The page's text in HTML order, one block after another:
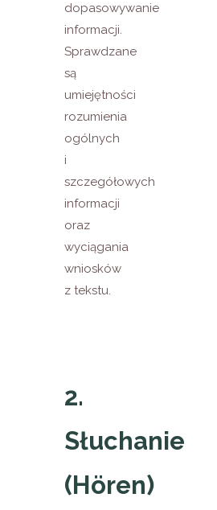
dopasowywanie
informacji.
Sprawdzane
są
umiejętności
rozumienia
ogólnych
i
szczegółowych
informacji
oraz
wyciągania
wniosków
z tekstu.
2.
Słuchanie
(Hören)